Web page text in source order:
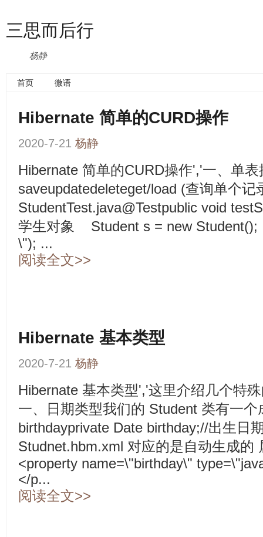
三思而后行
杨静
首页 微语
Hibernate 简单的CURD操作
2020-7-21 杨静
Hibernate 简单的CURD操作','一、单
saveupdatedeleteget/load (查询单个记
StudentTest.java@Testpublic void
学生对象 Student s = new
\"); ...
阅读全文>>
Hibernate 基本类型
2020-7-21 杨静
Hibernate 基本类型','这里介绍几个特
一、日期类型我们的 Student 类有一个
birthdayprivate Date birthday;//出生日
Studnet.hbm.xml 对应的是自动生成的
<property name=\"birthday\"
</p...
阅读全文>>